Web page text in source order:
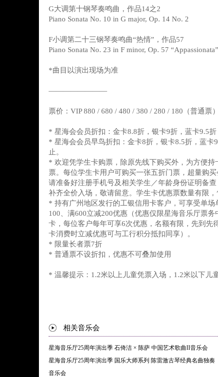
G大调第十钢琴奏鸣曲，作品14之2
Piano Sonata No. 10 in G major, Op. 14 No. 2
F小调第二十三钢琴奏鸣曲“热情”，作品57
Piano Sonata No. 23 in F minor, Op. 57 “Appassionata”
*曲目以演出现场为准
————————
票价：VIP 880 / 680 / 480 / 380 / 280 / 180（普通票
* 星海会会员折扣：金卡8.8折，银卡9折，蓝卡9.5折
* 星海会会员早鸟折扣：金卡8折，银卡8.5折，蓝卡
止。
* 欢迎凭学生卡购票，除原先线下购买外，为方便持
票。每位学生卡用户可购买一张五折门票，超量购
请准备好注册手机号及相关学生／年龄身份证明备
补齐全价入场，敬请留意。学生卡优惠票数量有限
* 持有广州地区发行的工银信用卡客户，可享受单场
100、满600立减200优惠（优惠仅限星海音乐厅票务
卡，每位客户每年可享6次优惠，名额有限，先到先
卡消费时立减优惠可与工行积分抵扣同享）。
* 限量长者票7折
* 普通票不设折扣，优惠不可叠加使用
* 温馨提示：1.2米以上儿童凭票入场，1.2米以下儿
相关音乐会
星海音乐厅25周年演出季 石倚洁 × 陈萨 中国艺术歌曲II音乐会
星海音乐厅25周年演出季 国乐大师系列 陈雷激古琴经典名曲独奏
音乐会